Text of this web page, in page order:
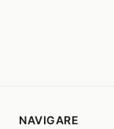
NAVIGARE